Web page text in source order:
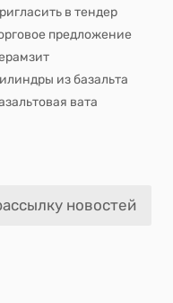
в тендер
предложение
из базальта
вата
новостей